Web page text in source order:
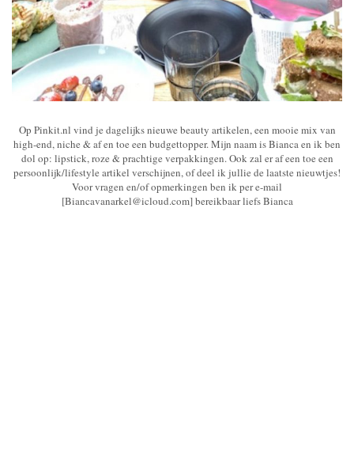
Op Pinkit.nl vind je dagelijks nieuwe beauty artikelen, een mooie mix van
high-end, niche & af en toe een budgettopper. Mijn naam is Bianca en ik ben
dol op: lipstick, roze & prachtige verpakkingen. Ook zal er af een toe een
persoonlijk/lifestyle artikel verschijnen, of deel ik jullie de laatste nieuwtjes!
Voor vragen en/of opmerkingen ben ik per e-mail
[Biancavanarkel@icloud.com] bereikbaar liefs Bianca